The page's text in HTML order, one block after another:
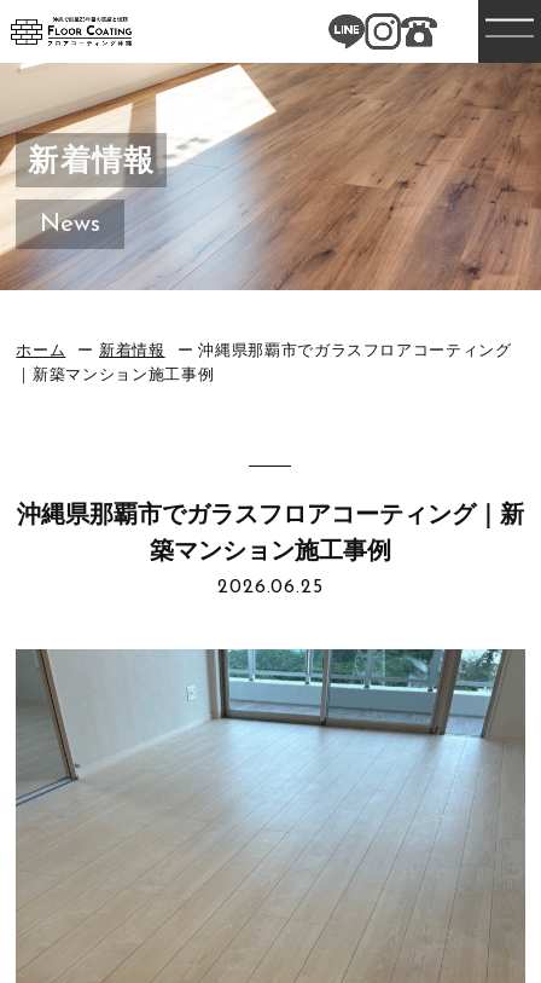
新着情報
News
ホーム 新着情報
沖縄県那覇市でガラスフロアコーティング
｜新築マンション施工事例
沖縄県那覇市でガラスフロアコーティング｜新
築マンション施工事例
2026.06.25